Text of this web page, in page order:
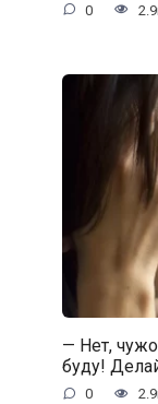
0
— Нет,
буду!
0